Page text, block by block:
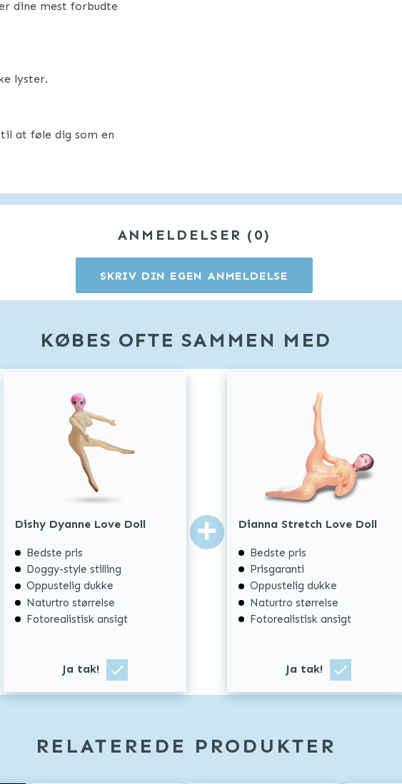
dine mest forbudte
lyster.
at føle dig som en
ANMELDELSER 0
SKRIV DIN EGEN ANMELDELSE
KØBES OFTE SAMMEN MED
Dishy Dyanne Love Doll
Bedste pris
Doggy-style stilling
Oppustelig dukke
Naturtro størrelse
Fotorealistisk ansigt
Ja tak!
+ Dianna Stretch Love Doll
Bedste pris
Prisgaranti
Oppustelig dukke
Naturtro størrelse
Fotorealistisk ansigt
Ja tak!
RELATEREDE PRODUKTER